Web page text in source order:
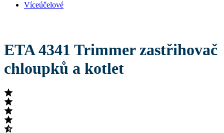
Víceúčelové
ETA 4341 Trimmer zastřihovač
chloupků a kotlet